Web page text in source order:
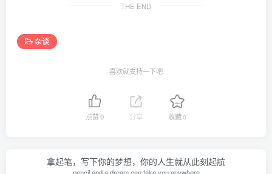
THE END
杂谈
喜欢就支持一下吧
点赞0 分享 收藏0
拿起笔，写下你的梦想，你的人生就从此刻起航